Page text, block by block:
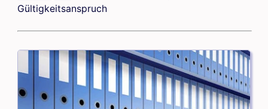
Gültigkeitsanspruch